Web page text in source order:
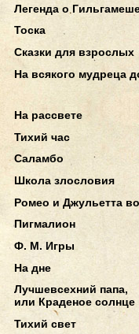
Легенда о
Тоска
Сказки для взрослых
На всякого мудреца
На рассвете
Тихий час
Саламбо
Школа злословия
Ромео и Джульетта
Пигмалион
Ф. М. Игры
На дне
Лучшевсехний папа,
или Краденое солнце
Тихий свет